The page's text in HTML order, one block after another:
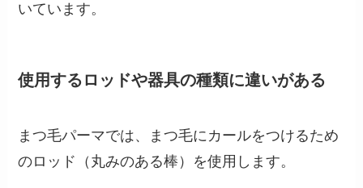
いています。
使用するロッドや器具の種類に違いがある
まつ毛パーマでは、まつ毛にカールをつけるため
のロッド（丸みのある棒）を使用します。